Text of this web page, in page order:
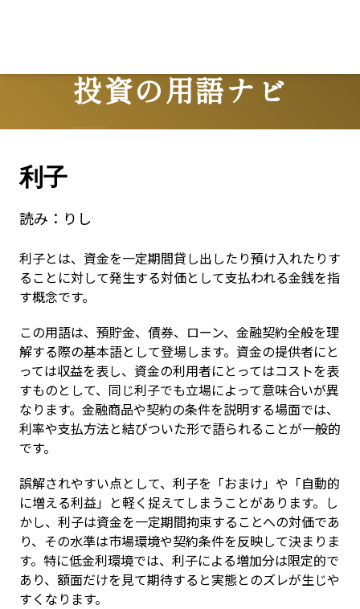
投資の用語ナビ
Terms
利子
読み： りし
利子とは、資金を一定期間貸し出したり預け入れたりす
ることに対して発生する対価として支払われる金銭を指
す概念です。
この用語は、預貯金、債券、ローン、金融契約全般を理
解する際の基本語として登場します。資金の提供者にと
っては収益を表し、資金の利用者にとってはコストを表
すものとして、同じ利子でも立場によって意味合いが異
なります。金融商品や契約の条件を説明する場面では、
利率や支払方法と結びついた形で語られることが一般的
です。
誤解されやすい点として、利子を「おまけ」や「自動的
に増える利益」と軽く捉えてしまうことがあります。し
かし、利子は資金を一定期間拘束することへの対価であ
り、その水準は市場環境や契約条件を反映して決まりま
す。特に低金利環境では、利子による増加分は限定的で
あり、額面だけを見て期待すると実態とのズレが生じや
すくなります。